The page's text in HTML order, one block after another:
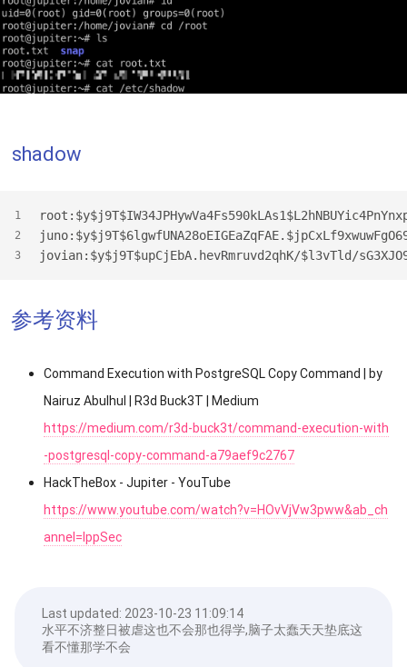
shadow
1
2
3
jovian:$y$j9T$upCjEbA.hevRmruvd2qhK/$l3vTld/
参考资料
Command Execution with PostgreSQL Copy Command | by
Nairuz Abulhul | R3d Buck3T | Medium
https://medium.com/r3d-buck3t/command-execution-with
-postgresql-copy-command-a79aef9c2767
HackTheBox - Jupiter - YouTube
https://www.youtube.com/watch?v=HOvVjVw3pww&ab_ch
annel=IppSec
Last updated: 2023-10-23 11:09:14
水平不济整日被虐这也不会那也得学,脑子太蠢天天垫底这
看不懂那学不会